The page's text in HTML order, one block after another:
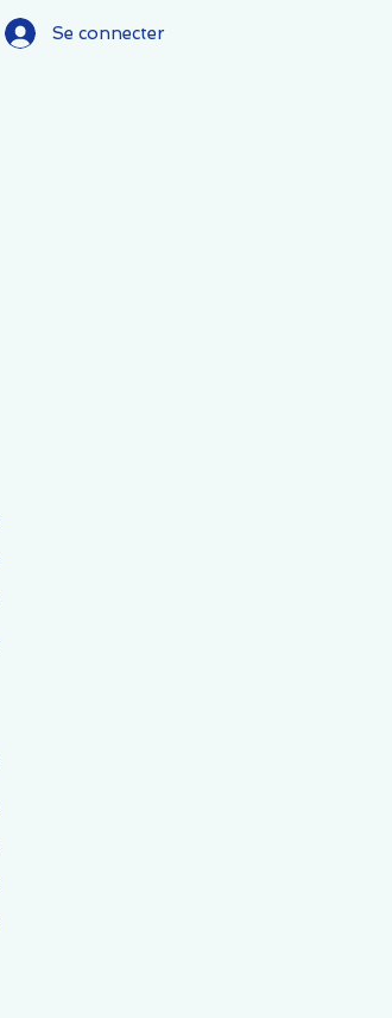
Se connecter